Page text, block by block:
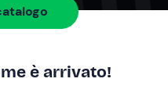
è arrivato!